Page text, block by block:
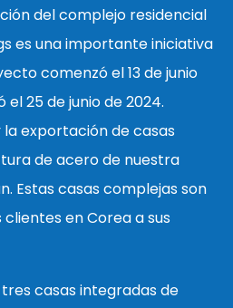
del complejo residencial
es una importante iniciativa
comenzó el 13 de junio
25 de junio de 2024.
exportación de casas
de acero de nuestra
Estas casas complejas son
en Corea a sus
casas integradas de